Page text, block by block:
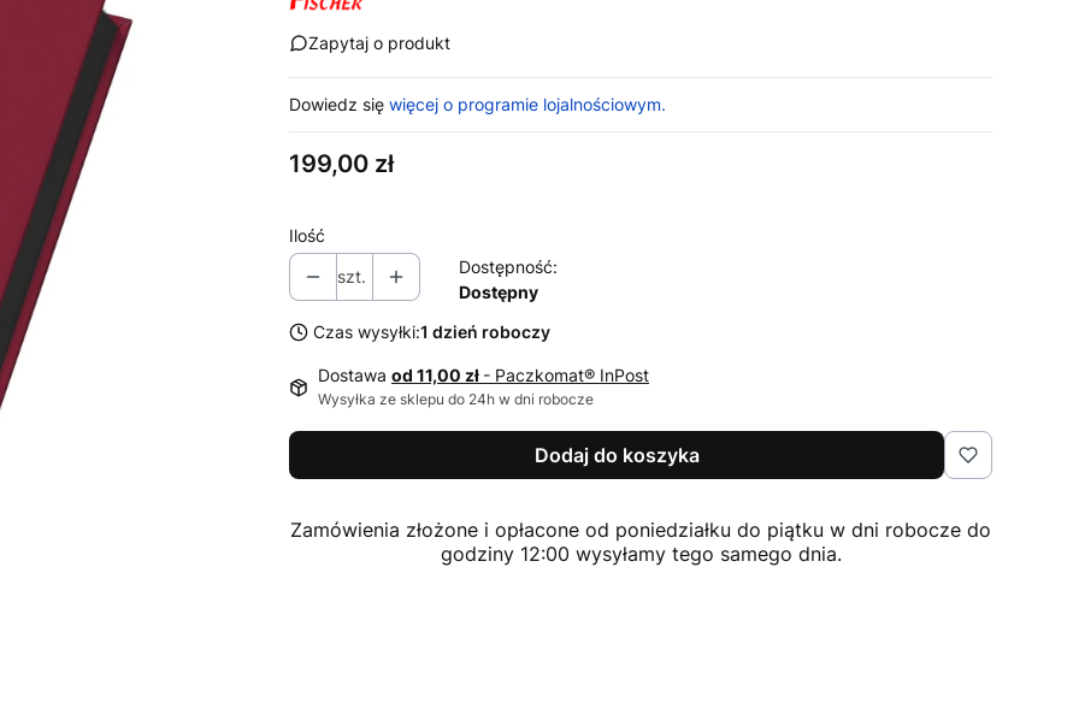
Zapytaj o produkt
Dowiedz się więcej o programie lojalnościowym.
Cena
199,00 zł
Ilość
szt.
Dostępność:
Dostępny
Czas wysyłki:1 dzień roboczy
Dostawa od 11,00 zł - Paczkomat® InPost
Wysyłka ze sklepu do 24h w dni robocze
Dodaj do koszyka
Zamówienia złożone i opłacone od poniedziałku do piątku w dni robocze do
godziny 12:00 wysyłamy tego samego dnia.